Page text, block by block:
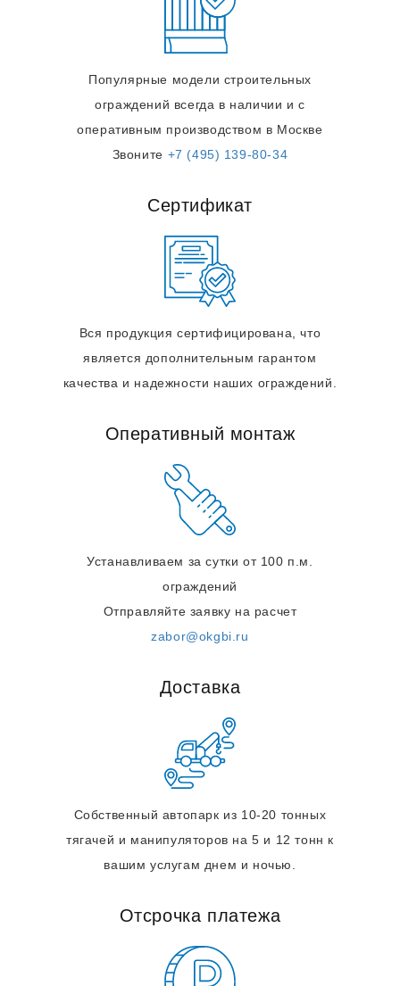
Популярные модели строительных
ограждений всегда в наличии и с
оперативным производством в Москве
Звоните +7 (495) 139-80-34
Сертификат
Вся продукция сертифицирована, что
является дополнительным гарантом
качества и надежности наших ограждений.
Оперативный монтаж
Устанавливаем за сутки от 100 п.м.
ограждений
Отправляйте заявку на расчет
zabor@okgbi.ru
Доставка
Собственный автопарк из 10-20 тонных
тягачей и манипуляторов на 5 и 12 тонн к
вашим услугам днем и ночью.
Отсрочка платежа